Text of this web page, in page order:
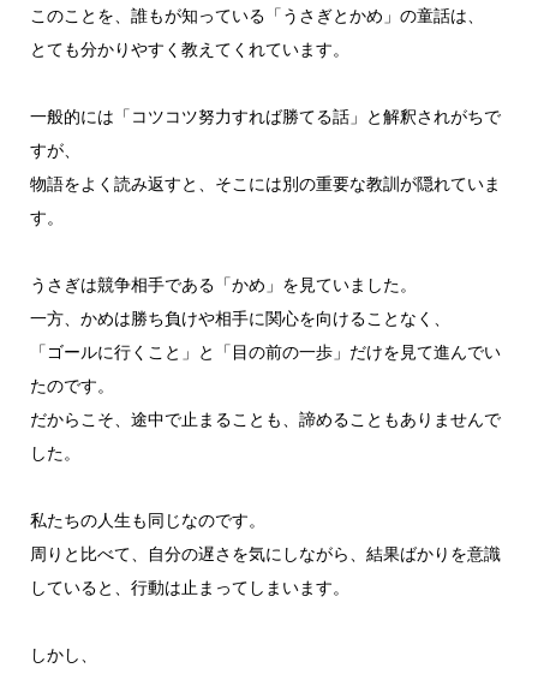
このことを、誰もが知っている「うさぎとかめ」の童話は、
とても分かりやすく教えてくれています。
一般的には「コツコツ努力すれば勝てる話」と解釈されがちで
すが、
物語をよく読み返すと、そこには別の重要な教訓が隠れていま
す。
うさぎは競争相手である「かめ」を見ていました。
一方、かめは勝ち負けや相手に関心を向けることなく、
「ゴールに行くこと」と「目の前の一歩」だけを見て進んでい
たのです。
だからこそ、途中で止まることも、諦めることもありませんで
した。
私たちの人生も同じなのです。
周りと比べて、自分の遅さを気にしながら、結果ばかりを意識
していると、行動は止まってしまいます。
しかし、